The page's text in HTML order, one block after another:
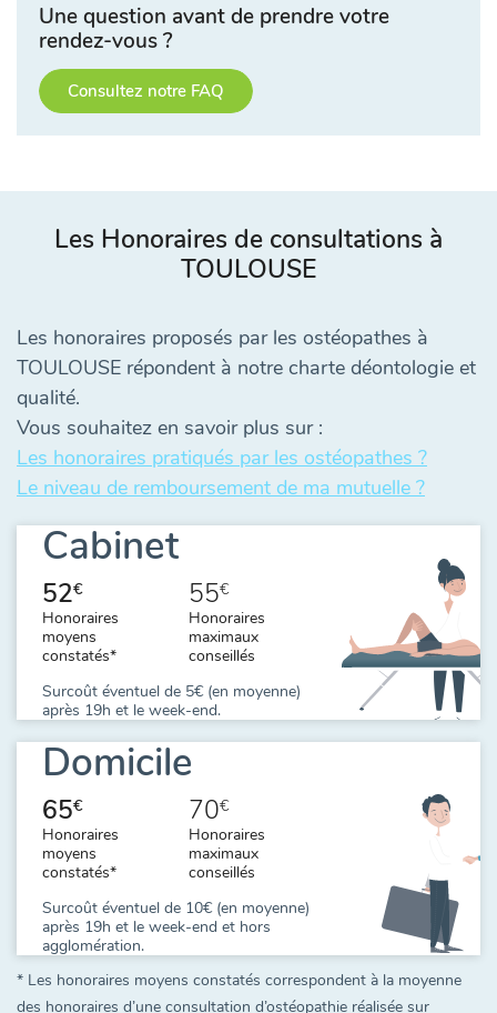
Une question avant de prendre votre
rendez-vous ?
Consultez notre FAQ
Les Honoraires de consultations à
TOULOUSE
Les honoraires proposés par les ostéopathes à
TOULOUSE répondent à notre charte déontologie et
qualité.
Vous souhaitez en savoir plus sur :
Les honoraires pratiqués par les ostéopathes ?
Le niveau de remboursement de ma mutuelle ?
Cabinet
52€
Honoraires
moyens
constatés*
55€
Honoraires
maximaux
conseillés
Surcoût éventuel de 5€ (en moyenne)
après 19h et le week-end.
Domicile
65€
Honoraires
moyens
constatés*
70€
Honoraires
maximaux
conseillés
Surcoût éventuel de 10€ (en moyenne)
après 19h et le week-end et hors
agglomération.
* Les honoraires moyens constatés correspondent à la moyenne
des honoraires d’une consultation d’ostéopathie réalisée sur